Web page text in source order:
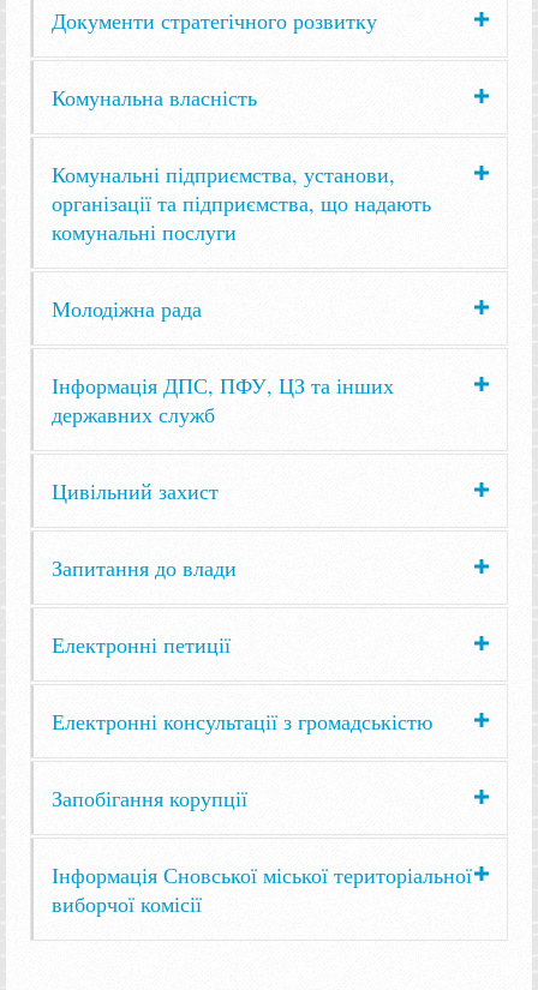
Документи стратегічного розвитку
Комунальна власність
Комунальні підприємства, установи,
організації та підприємства, що надають
комунальні послуги
Молодіжна рада
Інформація ДПС, ПФУ, ЦЗ та інших
державних служб
Цивільний захист
Запитання до влади
Електронні петиції
Електронні консультації з громадськістю
Запобігання корупції
Інформація Сновської міської територіальної
виборчої комісії